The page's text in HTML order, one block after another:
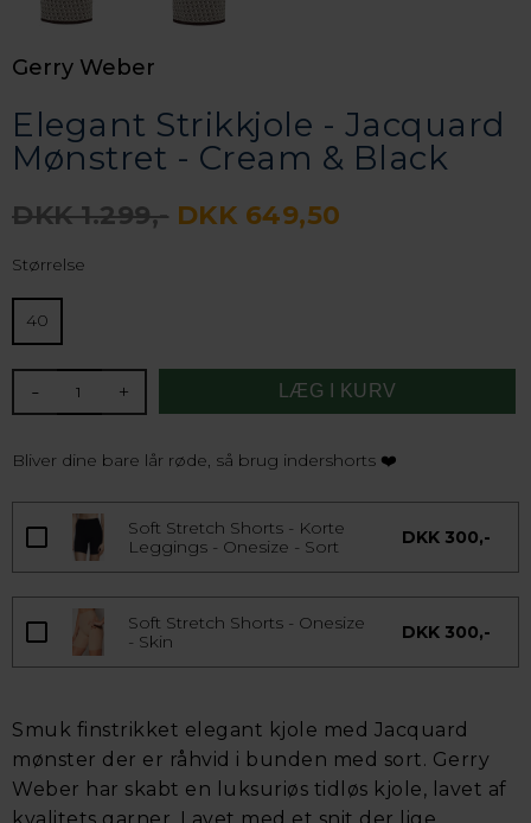
Gerry Weber
Elegant Strikkjole - Jacquard
Mønstret - Cream & Black
DKK 1.299,- DKK 649,50
Størrelse
40
- +
Bliver dine bare lår røde, så brug indershorts ❤️
Soft Stretch Shorts - Korte
Leggings - Onesize - Sort
DKK 300,-
Soft Stretch Shorts - Onesize
- Skin
DKK 300,-
Smuk finstrikket elegant kjole med Jacquard
mønster der er råhvid i bunden med sort. Gerry
Weber har skabt en luksuriøs tidløs kjole, lavet af